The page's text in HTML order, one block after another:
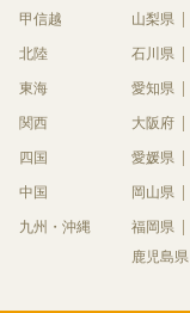
甲信越 山梨県
北陸 石川県
東海 愛知県
関西 大阪府
四国 愛媛県
中国 岡山県
九州・沖縄 福岡県
鹿児島県